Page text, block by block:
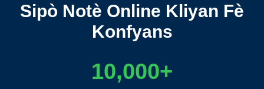
Sipò Notè Online Kliyan Fè
Konfyans
10,000+